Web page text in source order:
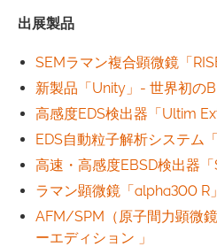
出展製品
SEMラマン複合顕微鏡「
新製品「Unity」- 世界初の
高感度EDS検出器「Ultim
EDS自動粒子解析システム
高速・高感度EBSD検出器「
ラマン顕微鏡「alpha300 R」
AFM/SPM（原子間力顕微
ーエディション 」